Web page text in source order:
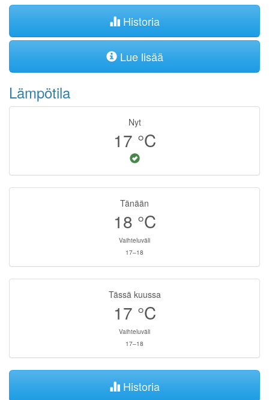
Historia
Lue lisää
Lämpötila
Nyt
17 °C
Tänään
18 °C
Vaihteluväli
17–18
Tässä kuussa
17 °C
Vaihteluväli
17–18
Historia